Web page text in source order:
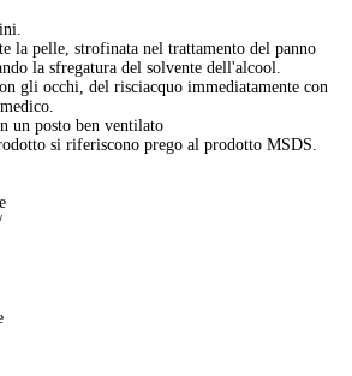
la pelle, strofinata nel trattamento del panno
la sfregatura del solvente dell'alcool.
gli occhi, del risciacquo immediatamente con
un posto ben ventilato
si riferiscono prego al prodotto MSDS.